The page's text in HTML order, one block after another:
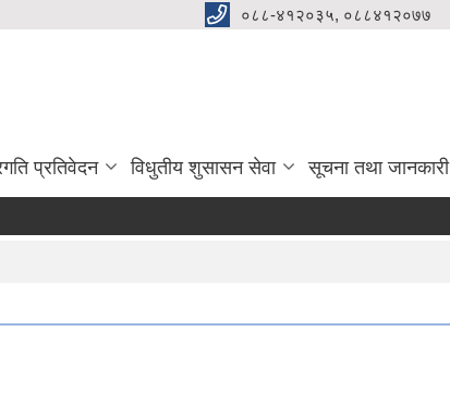
०८८-४१२०३५, ०८८४१२०७७
प्रतिवेदन विधुतीय शुसासन सेवा सूचना तथा जानकारी